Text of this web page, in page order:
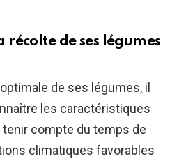
de ses légumes
de ses légumes, il
les caractéristiques
compte du temps de
climatiques favorables